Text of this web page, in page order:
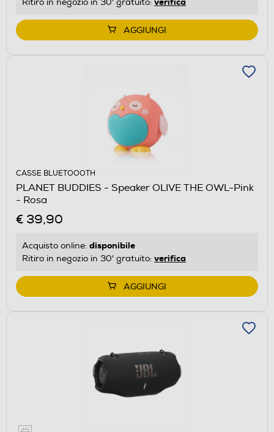
Ritiro in negozio in 30' gratuito:
AGGIUNGI
CASSE BLUETOOOTH
PLANET BUDDIES - Speaker OLIVE THE OWL-Pink
- Rosa
€ 39,90
Acquisto online: disponibile
Ritiro in negozio in 30' gratuito: verifica
AGGIUNGI